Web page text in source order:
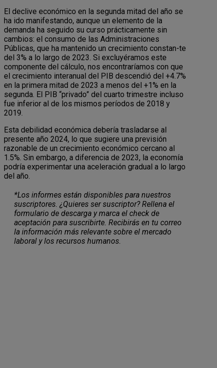
El declive económico en la segunda mitad del año se
ha ido manifestando, aunque un elemento de la
demanda ha seguido su curso prácticamente sin
cambios: el consumo de las Administraciones
Públicas, que ha mantenido un crecimiento constan-te
del 3% a lo largo de 2023. Si excluyéramos este
componente del cálculo, nos encontraríamos con que
el crecimiento interanual del PIB descendió del +4.7%
en la primera mitad de 2023 a menos del +1% en la
segunda. El PIB “privado” del cuarto trimestre incluso
fue inferior al de los mismos períodos de 2018 y
2019.
Esta debilidad económica debería trasladarse al
presente año 2024, lo que sugiere una previsión
razonable de un crecimiento económico cercano al
1.5%. Sin embargo, a diferencia de 2023, la economía
podría experimentar una aceleración gradual a lo largo
del año.
*Los informes están disponibles para nuestros
suscriptores. ¿Quieres ser suscriptor? Rellena el
formulario de descarga y marca el check de
aceptación para suscribirte. Recibirás en tu correo
la información más relevante sobre el mercado
laboral y los recursos humanos.